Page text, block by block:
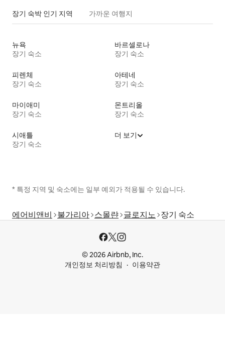
장기 숙박 인기 지역 가까운 여행지
뉴욕
장기 숙소
바르셀로나
장기 숙소
피렌체
장기 숙소
아테네
장기 숙소
마이애미
장기 숙소
몬트리올
장기 숙소
시애틀
장기 숙소
더 보기
* 특정 지역 및 숙소에는 일부 예외가 적용될 수 있습니다.
에어비앤비 불가리아 스몰랸 글로지노 장기 숙소
© 2026 Airbnb, Inc.
개인정보 처리방침
이용약관